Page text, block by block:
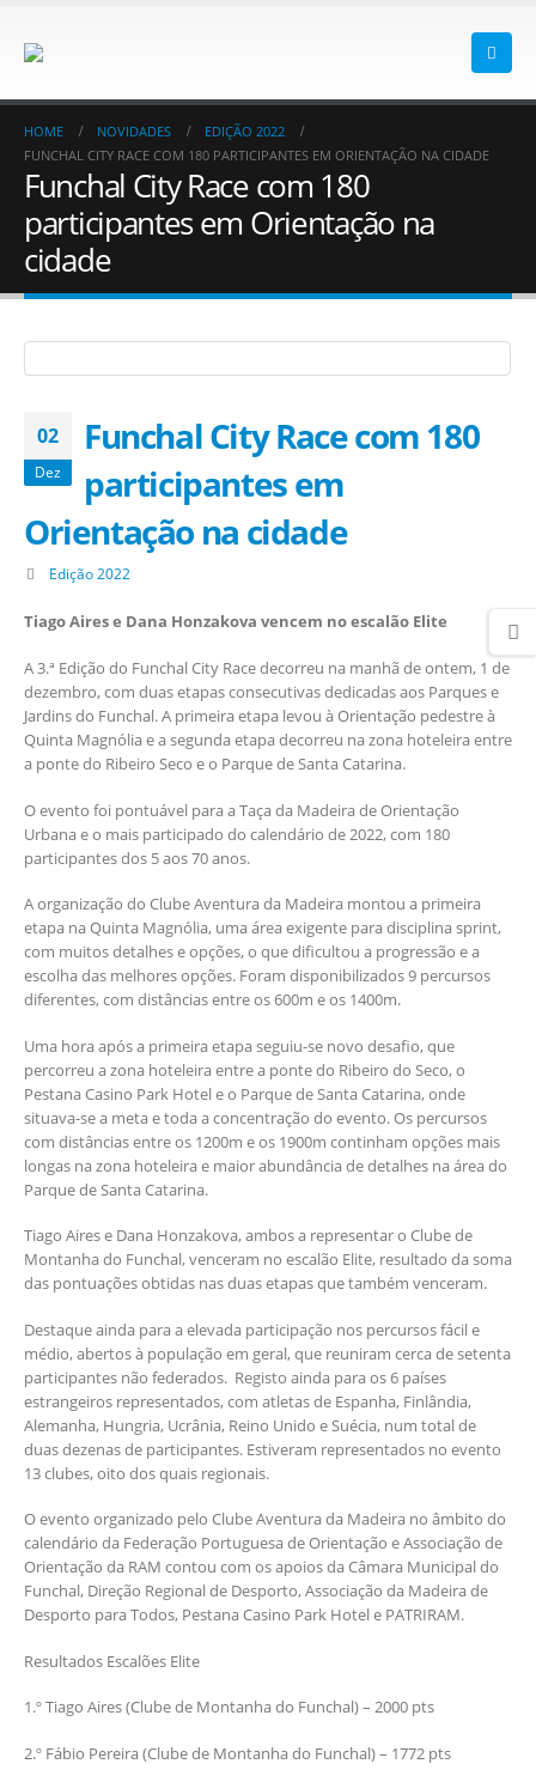
HOME NOVIDADES
EDIÇÃO 2022
FUNCHAL CITY RACE COM 180 PARTICIPANTES EM ORIENTAÇÃO NA CIDADE
Funchal City Race com 180
participantes em Orientação na
cidade
02
Dez
Funchal City Race com 180
participantes em
Orientação na cidade
Edição 2022
Tiago Aires e Dana Honzakova vencem no escalão Elite
A 3.ª Edição do Funchal City Race decorreu na manhã de ontem, 1 de
dezembro, com duas etapas consecutivas dedicadas aos Parques e
Jardins do Funchal. A primeira etapa levou à Orientação pedestre à
Quinta Magnólia e a segunda etapa decorreu na zona hoteleira entre
a ponte do Ribeiro Seco e o Parque de Santa Catarina.
O evento foi pontuável para a Taça da Madeira de Orientação
Urbana e o mais participado do calendário de 2022, com 180
participantes dos 5 aos 70 anos.
A organização do Clube Aventura da Madeira montou a primeira
etapa na Quinta Magnólia, uma área exigente para disciplina sprint,
com muitos detalhes e opções, o que dificultou a progressão e a
escolha das melhores opções. Foram disponibilizados 9 percursos
diferentes, com distâncias entre os 600m e os 1400m.
Uma hora após a primeira etapa seguiu-se novo desafio, que
percorreu a zona hoteleira entre a ponte do Ribeiro do Seco, o
Pestana Casino Park Hotel e o Parque de Santa Catarina, onde
situava-se a meta e toda a concentração do evento. Os percursos
com distâncias entre os 1200m e os 1900m continham opções mais
longas na zona hoteleira e maior abundância de detalhes na área do
Parque de Santa Catarina.
Tiago Aires e Dana Honzakova, ambos a representar o Clube de
Montanha do Funchal, venceram no escalão Elite, resultado da soma
das pontuações obtidas nas duas etapas que também venceram.
Destaque ainda para a elevada participação nos percursos fácil e
médio, abertos à população em geral, que reuniram cerca de setenta
participantes não federados. Registo ainda para os 6 países
estrangeiros representados, com atletas de Espanha, Finlândia,
Alemanha, Hungria, Ucrânia, Reino Unido e Suécia, num total de
duas dezenas de participantes. Estiveram representados no evento
13 clubes, oito dos quais regionais.
O evento organizado pelo Clube Aventura da Madeira no âmbito do
calendário da Federação Portuguesa de Orientação e Associação de
Orientação da RAM contou com os apoios da Câmara Municipal do
Funchal, Direção Regional de Desporto, Associação da Madeira de
Desporto para Todos, Pestana Casino Park Hotel e PATRIRAM.
Resultados Escalões Elite
1.º Tiago Aires (Clube de Montanha do Funchal) – 2000 pts
2.º Fábio Pereira (Clube de Montanha do Funchal) – 1772 pts